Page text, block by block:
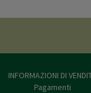
INFORMAZIONI DI
Pagamenti